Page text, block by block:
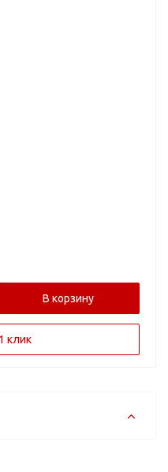
В корзину
клик